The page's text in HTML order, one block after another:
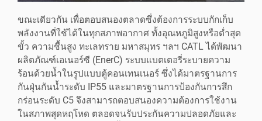
ขณะเดียวกัน เพื่อตอบสนองตลาดซึ่งต้องการระบบกักเก็บ
พลังงานที่ใช้ได้ในทุกสภาพอากาศ ทั้งอุณหภูมิสูงหรือต่ำสุด
ขั้ว ความชื้นสูง ทะเลทราย มหาสมุทร ฯลฯ CATL ได้พัฒนา
ผลิตภัณฑ์เอเนอร์ซี (EnerC) ระบบแบตเตอรี่ระบายความ
ร้อนด้วยน้ำในรูปแบบตู้คอนเทนเนอร์ ซึ่งได้มาตรฐานการ
กันฝุ่นกันน้ำระดับ IP55 และมาตรฐานการป้องกันการสึก
กร่อนระดับ C5 จึงสามารถตอบสนองความต้องการใช้งาน
ในสภาพสุดหฤโหด ตลอดจนรับประกันความปลอดภัยและ